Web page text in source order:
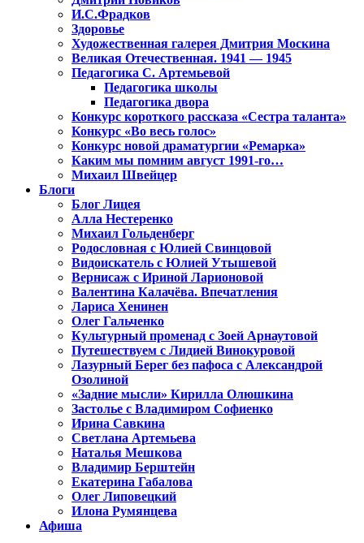
И.С.Фрадков
Здоровье
Художественная галерея Дмитрия Москина
Великая Отечественная. 1941 — 1945
Педагогика С. Артемьевой
Педагогика школы
Педагогика двора
Конкурс короткого рассказа «Сестра таланта»
Конкурс «Во весь голос»
Конкурс новой драматургии «Ремарка»
Каким мы помним август 1991-го…
Михаил Швейцер
Блоги
Блог Лицея
Алла Нестеренко
Михаил Гольденберг
Родословная с Юлией Свинцовой
Видоискатель с Юлией Утышевой
Вернисаж с Ириной Ларионовой
Валентина Калачёва. Впечатления
Лариса Хенинен
Олег Гальченко
Культурный променад с Зоей Арнаутовой
Путешествуем с Лидией Винокуровой
Лазурный Берег без пафоса с Александрой
Озолиной
«Задние мысли» Кирилла Олюшкина
Застолье с Владимиром Софиенко
Ирина Савкина
Светлана Артемьева
Наталья Мешкова
Владимир Берштейн
Екатерина Габалова
Олег Липовецкий
Илона Румянцева
Афиша